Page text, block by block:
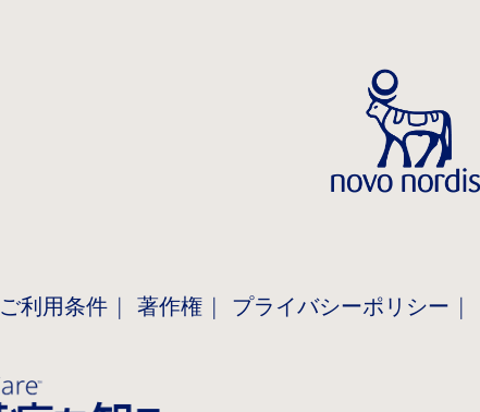
ご利用条件 著作権 プライバシーポリシー